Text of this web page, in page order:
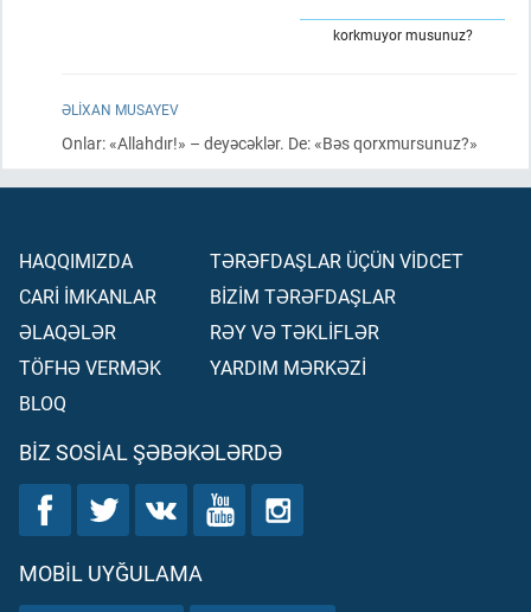
korkmuyor musunuz?
ƏLIXAN MUSAYEV
Onlar: «Allahdır!» – deyəcəklər. De: «Bəs qorxmursunuz?»
HAQQIMIZDA
CARİ İMKANLAR
ƏLAQƏLƏR
TÖFHƏ VERMƏK
BLOQ
TƏRƏFDAŞLAR ÜÇÜN VİDCET
BİZİM TƏRƏFDAŞLAR
RƏY VƏ TƏKLİFLƏR
YARDIM MƏRKƏZİ
BIZ SOSIAL ŞƏBƏKƏLƏRDƏ
MOBIL UYĞULAMA